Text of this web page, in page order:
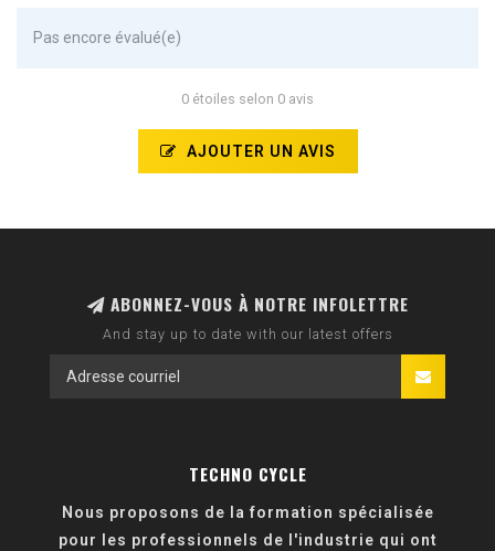
Pas encore évalué(e)
0 étoiles selon 0 avis
AJOUTER UN AVIS
ABONNEZ-VOUS À NOTRE INFOLETTRE
And stay up to date with our latest offers
TECHNO CYCLE
Nous proposons de la formation spécialisée
pour les professionnels de l'industrie qui ont